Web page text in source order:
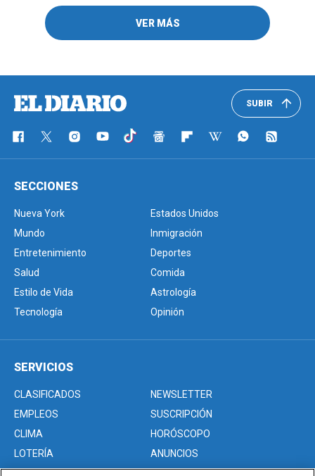
VER MÁS
SUBIR
SECCIONES
Nueva York
Estados Unidos
Mundo
Inmigración
Entretenimiento
Deportes
Salud
Comida
Estilo de Vida
Astrología
Tecnología
Opinión
SERVICIOS
CLASIFICADOS
NEWSLETTER
EMPLEOS
SUSCRIPCIÓN
CLIMA
HORÓSCOPO
LOTERÍA
ANUNCIOS